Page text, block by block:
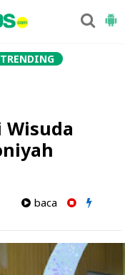
TRENDING
Wisuda
baca